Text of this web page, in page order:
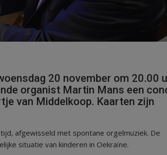
20 november om 20.00
organist Martin Mans een
van Middelkoop. Kaarten zijn
afgewisseld met spontane orgelmuziek. De
situatie van kinderen in Oekraïne.